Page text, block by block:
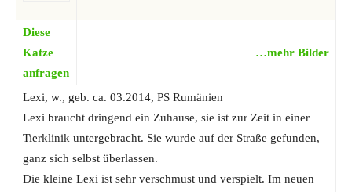
Diese
Katze
anfragen
…mehr Bilder
Lexi, w., geb. ca. 03.2014, PS Rumänien
Lexi braucht dringend ein Zuhause, sie ist zur Zeit in einer
Tierklinik untergebracht. Sie wurde auf der Straße gefunden,
ganz sich selbst überlassen.
Die kleine Lexi ist sehr verschmust und verspielt. Im neuen